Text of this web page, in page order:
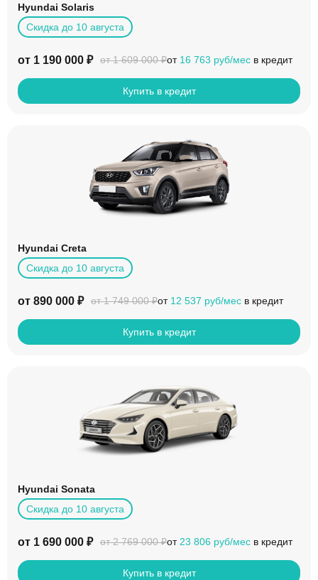
Hyundai Solaris
Скидка до 10 августа
от 1 190 000 ₽ от 1 609 000 ₽от 16 763 руб/мес в кредит
Купить в кредит
Hyundai Creta
Скидка до 10 августа
от 890 000 ₽ от 1 749 000 ₽от 12 537 руб/мес в кредит
Купить в кредит
Hyundai Sonata
Скидка до 10 августа
от 1 690 000 ₽ от 2 769 000 ₽от 23 806 руб/мес в кредит
Купить в кредит